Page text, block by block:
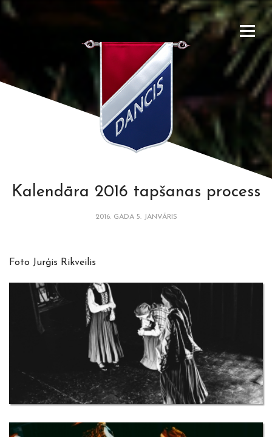
Kalendāra 2016 tapšanas process
2016. GADA 5. JANVĀRIS
Foto Jurģis Rikveilis